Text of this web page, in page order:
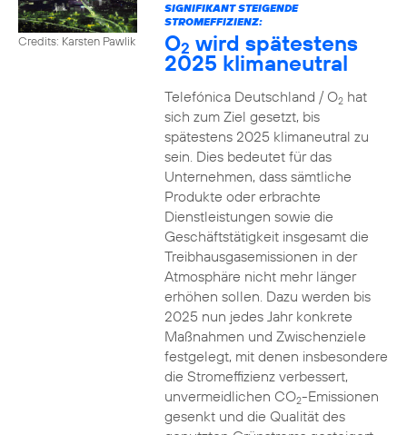
Credits: Karsten Pawlik
SIGNIFIKANT STEIGENDE
STROMEFFIZIENZ:
O2 wird spätestens
2025 klimaneutral
Telefónica Deutschland / O2hat
sich zum Ziel gesetzt, bis
spätestens 2025 klimaneutral zu
sein. Dies bedeutet für das
Unternehmen, dass sämtliche
Produkte oder erbrachte
Dienstleistungen sowie die
Geschäftstätigkeit insgesamt die
Treibhausgasemissionen in der
Atmosphäre nicht mehr länger
erhöhen sollen. Dazu werden bis
2025 nun jedes Jahr konkrete
Maßnahmen und Zwischenziele
festgelegt, mit denen insbesondere
die Stromeffizienz verbessert,
unvermeidlichen CO2-Emissionen
gesenkt und die Qualität des